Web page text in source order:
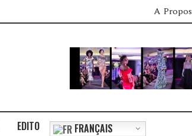
A Propos
EDITO FRANÇAIS